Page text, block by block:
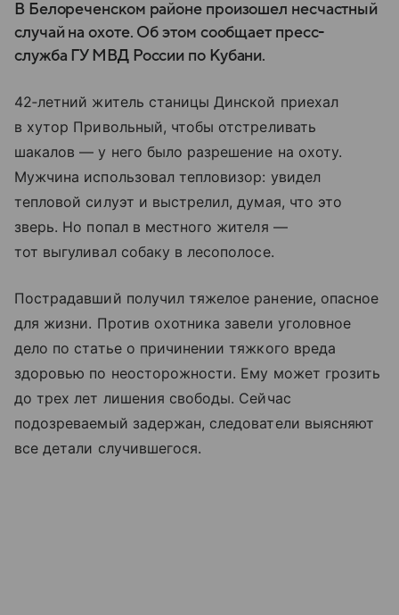
В Белореченском районе произошел несчастный
случай на охоте. Об этом сообщает пресс-
служба ГУ МВД России по Кубани.
42‑летний житель станицы Динской приехал
в хутор Привольный, чтобы отстреливать
шакалов — у него было разрешение на охоту.
Мужчина использовал тепловизор: увидел
тепловой силуэт и выстрелил, думая, что это
зверь. Но попал в местного жителя —
тот выгуливал собаку в лесополосе.
Пострадавший получил тяжелое ранение, опасное
для жизни. Против охотника завели уголовное
дело по статье о причинении тяжкого вреда
здоровью по неосторожности. Ему может грозить
до трех лет лишения свободы. Сейчас
подозреваемый задержан, следователи выясняют
все детали случившегося.